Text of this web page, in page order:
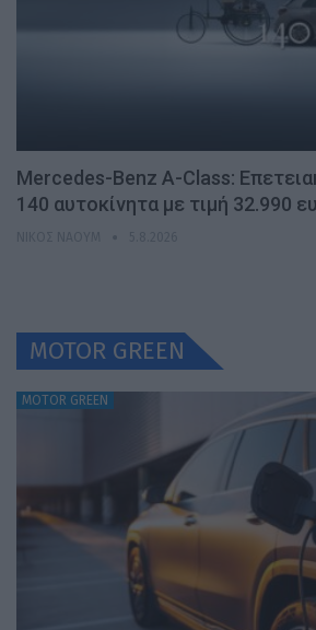
Mercedes-Benz A-Class:
140 αυτοκίνητα με τιμή 32.990
MOTOR GREEN
MOTOR GREEN